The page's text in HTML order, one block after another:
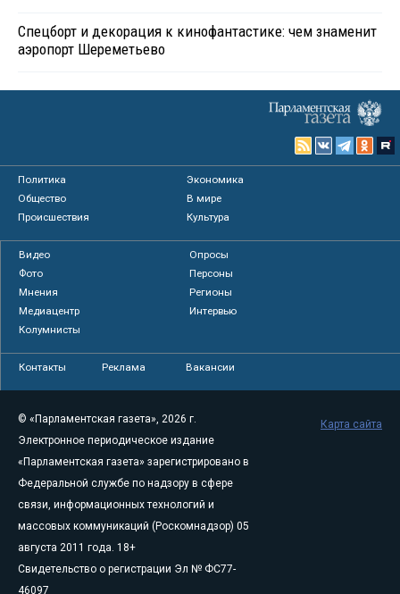
Спецборт и декорация к кинофантастике: чем знаменит
аэропорт Шереметьево
Политика
Экономика
Общество
В мире
Происшествия
Культура
Видео
Опросы
Фото
Персоны
Мнения
Регионы
Медиацентр
Интервью
Колумнисты
Контакты Реклама Вакансии
© «Парламентская газета», 2026 г.
Электронное периодическое издание
«Парламентская газета» зарегистрировано в
Федеральной службе по надзору в сфере
связи, информационных технологий и
массовых коммуникаций (Роскомнадзор) 05
августа 2011 года. 18+
Свидетельство о регистрации Эл № ФС77-
46097
Карта сайта